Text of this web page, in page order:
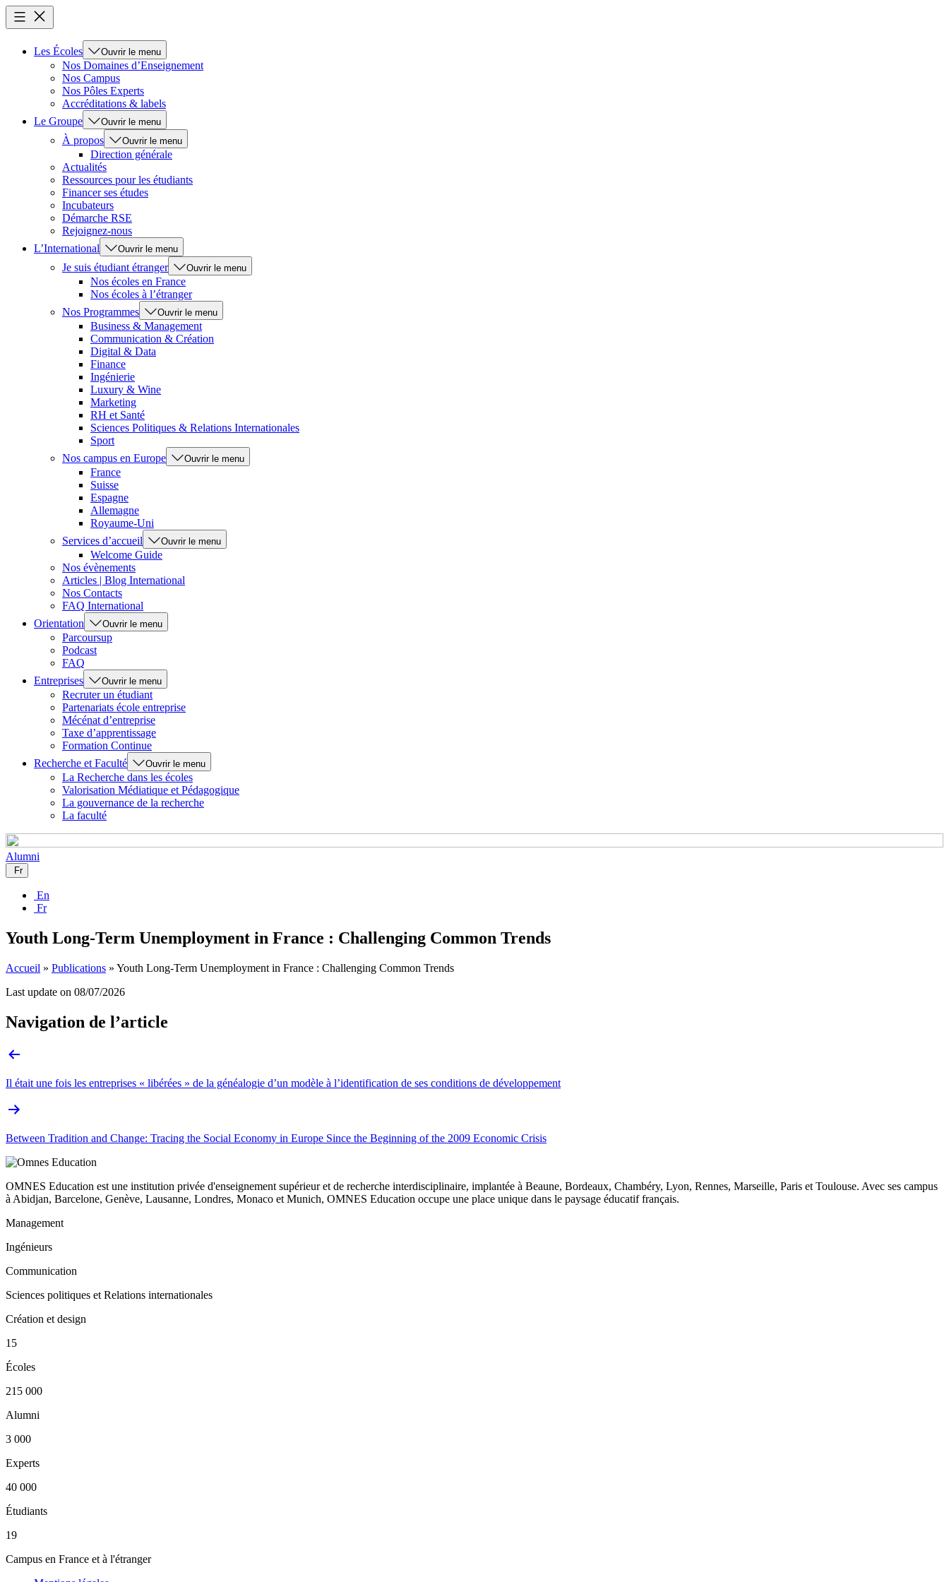
Les Écoles Ouvrir le menu
Nos Domaines d’Enseignement
Nos Campus
Nos Pôles Experts
Accréditations & labels
Le Groupe
Ouvrir le menu
À propos Ouvrir le menu
Direction générale
Actualités
Ressources pour les étudiants
Financer ses études
Incubateurs
Démarche RSE
Rejoignez-nous
L’International
Ouvrir le menu
Je suis étudiant étranger Ouvrir le menu
Nos écoles en France
Nos écoles à l’étranger
Nos Programmes
Ouvrir le menu
Business & Management
Communication & Création
Digital & Data
Finance
Ingénierie
Luxury & Wine
Marketing
RH et Santé
Sciences Politiques & Relations Internationales
Sport
Nos campus en Europe
Ouvrir le menu
France
Suisse
Espagne
Allemagne
Royaume-Uni
Services d’accueil
Ouvrir le menu
Welcome Guide
Nos évènements
Articles | Blog International
Nos Contacts
FAQ International
Orientation
Ouvrir le menu
Parcoursup
Podcast
FAQ
Entreprises
Ouvrir le menu
Recruter un étudiant
Partenariats école entreprise
Mécénat d’entreprise
Taxe d’apprentissage
Formation Continue
Recherche et Faculté
Ouvrir le menu
La Recherche dans les écoles
Valorisation Médiatique et Pédagogique
La gouvernance de la recherche
La faculté
Alumni
Fr
En
Fr
Youth Long-Term Unemployment in France : Challenging Common Trends
Accueil » Publications » Youth Long-Term Unemployment in France : Challenging Common Trends
Last update on 08/07/2026
Navigation de l’article
Il était une fois les entreprises « libérées » de la généalogie d’un modèle à l’identification de ses conditions de développement
Between Tradition and Change: Tracing the Social Economy in Europe Since the Beginning of the 2009 Economic Crisis
OMNES Education est une institution privée d'enseignement supérieur et de recherche interdisciplinaire, implantée à Beaune, Bordeaux, Chambéry, Lyon, Rennes, Marseille, Paris et Toulouse. Avec ses campus
à Abidjan, Barcelone, Genève, Lausanne, Londres, Monaco et Munich, OMNES Education occupe une place unique dans le paysage éducatif français.
Management
Ingénieurs
Communication
Sciences politiques et Relations internationales
Création et design
15
Écoles
215 000
Alumni
3 000
Experts
40 000
Étudiants
19
Campus en France et à l'étranger